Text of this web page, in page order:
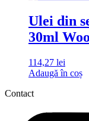
Ulei din
30ml
114,27 lei
Adaugă în coș
Contact